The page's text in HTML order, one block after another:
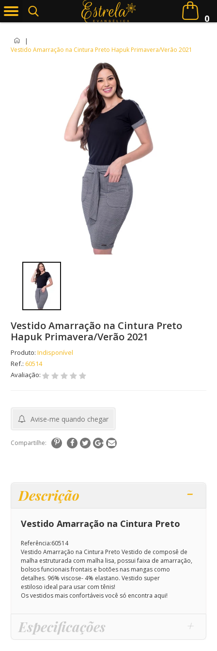
0
|
Vestido Amarração na Cintura Preto Hapuk Primavera/Verão 2021
Vestido Amarração na Cintura Preto
Hapuk Primavera/Verão 2021
Produto: Indisponível
Ref.: 60514
Avaliação:
Avise-me quando chegar
Compartilhe:
Descrição
Vestido Amarração na Cintura Preto
Referência:60514
Vestido Amarração na Cintura Preto Vestido de composê de
malha estruturada com malha lisa, possui faixa de amarração,
bolsos funcionais frontais e botões nas mangas como
detalhes. 96% viscose- 4% elastano. Vestido super
estiloso ideal para usar com tênis!
Os vestidos mais confortáveis você só encontra aqui!
Especificações